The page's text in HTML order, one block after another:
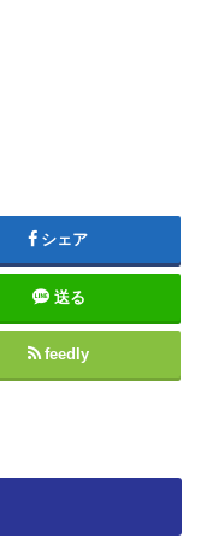
シェア
送る
feedly